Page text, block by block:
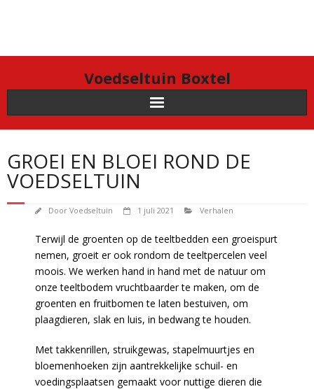
Voedseltuin Boxtel
GROEI EN BLOEI ROND DE
VOEDSELTUIN
Door Voedseltuin 1 juli 2021 Verhalen
Terwijl de groenten op de teeltbedden een groeispurt
nemen, groeit er ook rondom de teeltpercelen veel
moois. We werken hand in hand met de natuur om
onze teeltbodem vruchtbaarder te maken, om de
groenten en fruitbomen te laten bestuiven, om
plaagdieren, slak en luis, in bedwang te houden.
Met takkenrillen, struikgewas, stapelmuurtjes en
bloemenhoeken zijn aantrekkelijke schuil- en
voedingsplaatsen gemaakt voor nuttige dieren die